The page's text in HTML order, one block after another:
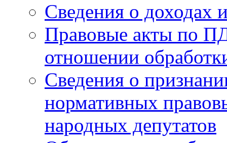
Сведения о доходах
Правовые акты по
отношении
Сведения о
нормативных
народных депутатов